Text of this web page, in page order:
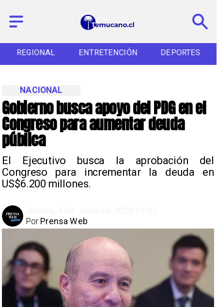
REGIONAL ENTRETENCIÓN DEPORTES
Gobierno busca apoyo del PDG en el
Congreso para aumentar deuda
pública
El Ejecutivo busca la aprobación del
Congreso para incrementar la deuda en
US$6.200 millones.
NACIONAL
Prensa Web
Por